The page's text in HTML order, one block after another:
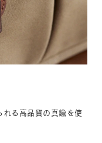
れる高品質の真鍮を使